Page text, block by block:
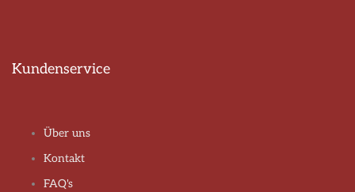
Kundenservice
Über uns
Kontakt
FAQ's